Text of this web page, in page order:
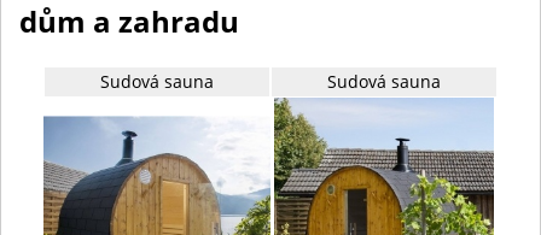
dům a zahradu
Sudová sauna Sudová sauna